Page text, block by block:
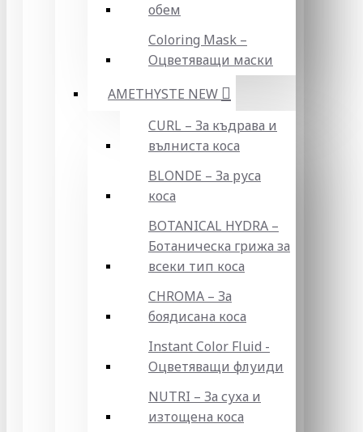
обем
Coloring Mask –
Оцветяващи маски
AMETHYSTE NEW
CURL – За къдрава и
вълниста коса
BLONDE – За руса
коса
BOTANICAL HYDRA –
Ботаническа грижа за
всеки тип коса
CHROMA – За
боядисана коса
Instant Color Fluid -
Оцветяващи флуиди
NUTRI – За суха и
изтощена коса